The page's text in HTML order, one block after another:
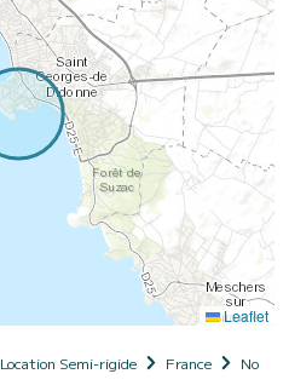
Leaflet
Location Semi-rigide France